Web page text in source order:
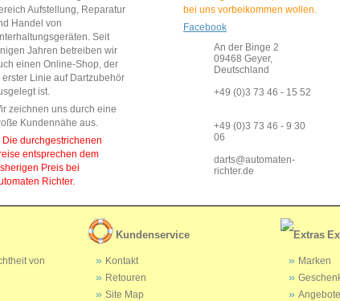
Aufstellung, Reparatur
Handel von
Seit
Jahren betreiben wir
einen Online-Shop, der
erster Linie auf Dartzubehör
ist.
zeichnen uns durch eine
Kundennähe aus.
Die durchgestrichenen
entsprechen dem
Preis bei
Richter.
bei uns vorbeikommen wollen.
Facebook
An der Binge 2
09468 Geyer,
Deutschland
+49 (0)3 73 46 - 15 52
+49 (0)3 73 46 - 9 30
06
darts@automaten-
richter.de
von
Kundenservice
Kontakt
Retouren
Site Map
Marken
Angebote